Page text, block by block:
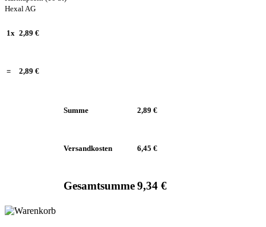
Hexal AG
1x 2,89 €
= 2,89 €
Summe 2,89 €
Versandkosten 6,45 €
Gesamtsumme9,34 €